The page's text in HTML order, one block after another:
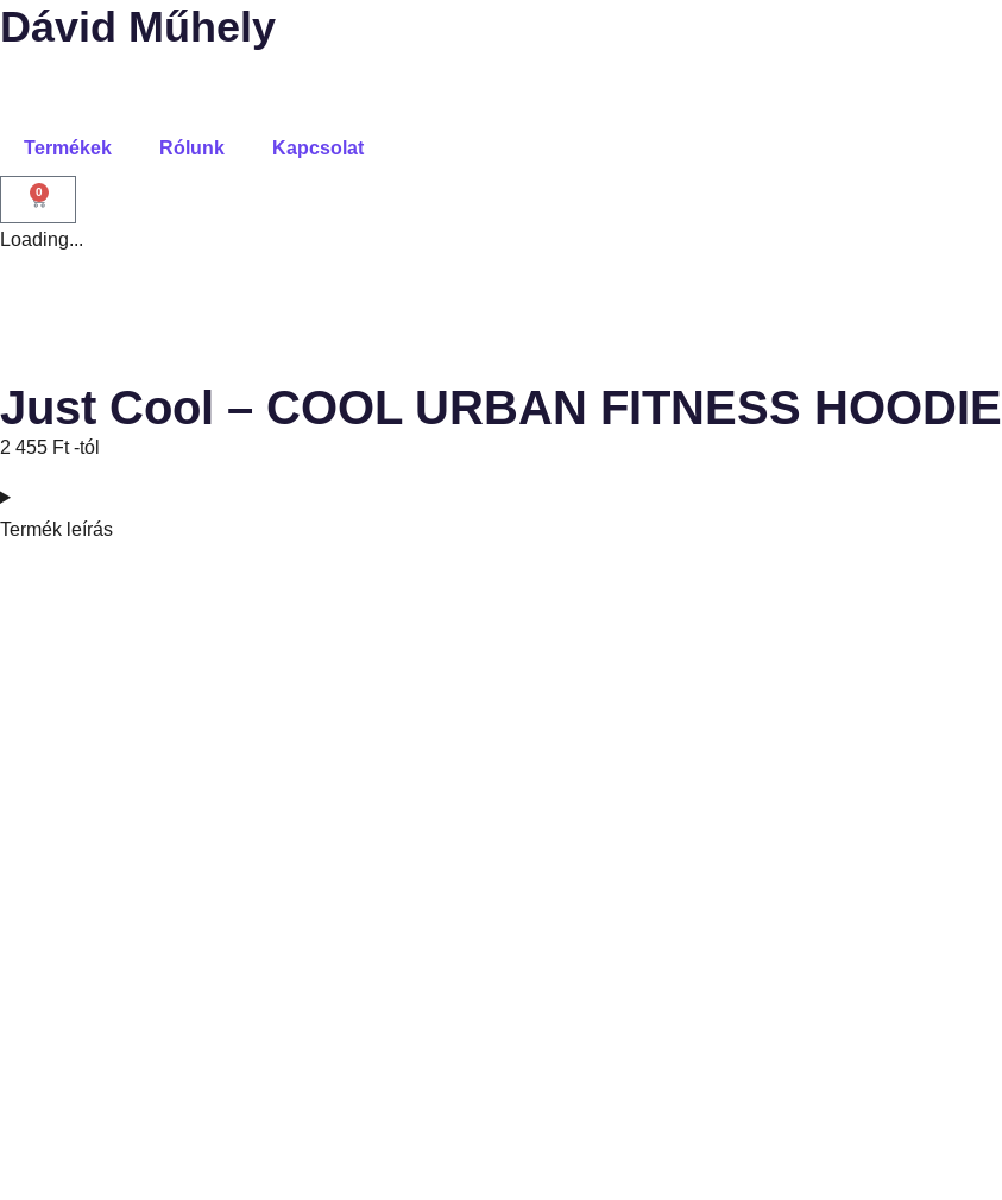
Dávid Műhely
Termékek Rólunk Kapcsolat
0
Loading...
Just Cool – COOL URBAN FITNESS HOODIE
2 455 Ft-tól
Termék leírás